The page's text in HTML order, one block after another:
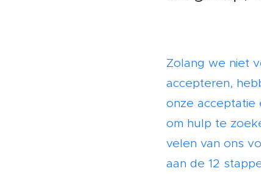
Zolang we niet
accepteren,
onze acceptatie
om hulp te
velen van ons
aan de 12